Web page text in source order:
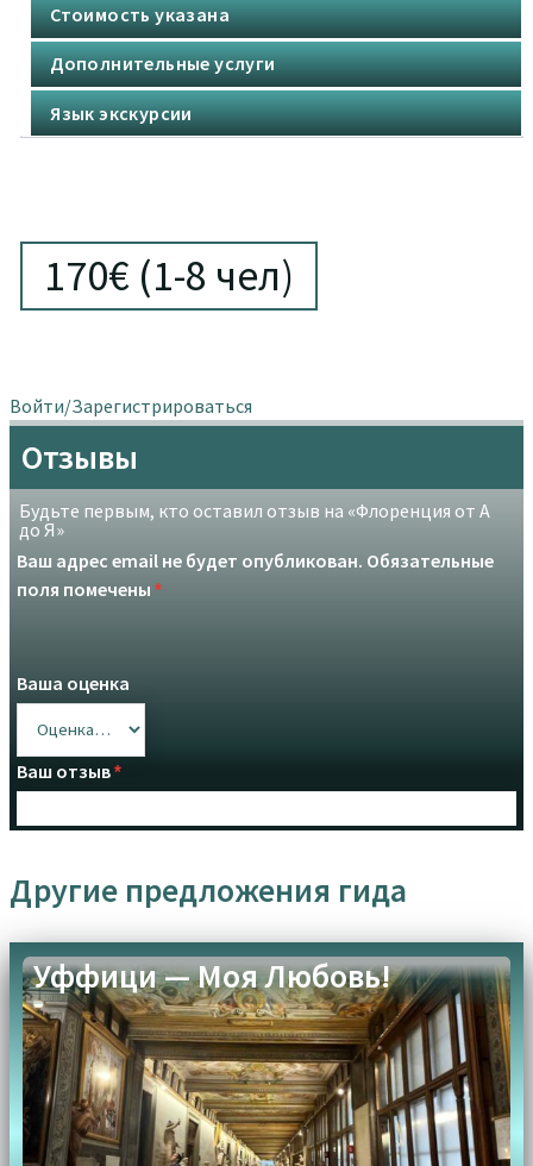
Я помогу составить маршрут для самостоятельного пут
ешествия, вы можете также заказать трансферы в Тоск
ане.
Стоимость указана
Дополнительные услуги
Язык экскурсии
170€ (1-8 чел)
Войти/Зарегистрироваться
Отзывы
Будьте первым, кто оставил отзыв на «Флоренция от А
до Я»
Ваш адрес email не будет опубликован. Обязательные
поля помечены *
Ваша оценка
Ваш отзыв*
Upload up to 3 images or videos
Имя* Email*
Другие предложения гида
Уффици — Моя Любовь!